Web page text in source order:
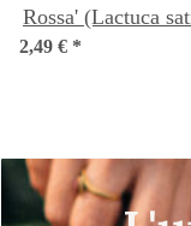
Rossa' (Lactuca
var. crispa) graines
2,49 € *